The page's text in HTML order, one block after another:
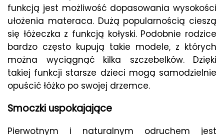
funkcją jest możliwość dopasowania wysokości
ułożenia materaca. Dużą popularnością cieszą
się łóżeczka z funkcją kołyski. Podobnie rodzice
bardzo często kupują takie modele, z których
można wyciągnąć kilka szczebelków. Dzięki
takiej funkcji starsze dzieci mogą samodzielnie
opuścić łóżko po swojej drzemce.
Smoczki uspokajające
Pierwotnym i naturalnym odruchem jest